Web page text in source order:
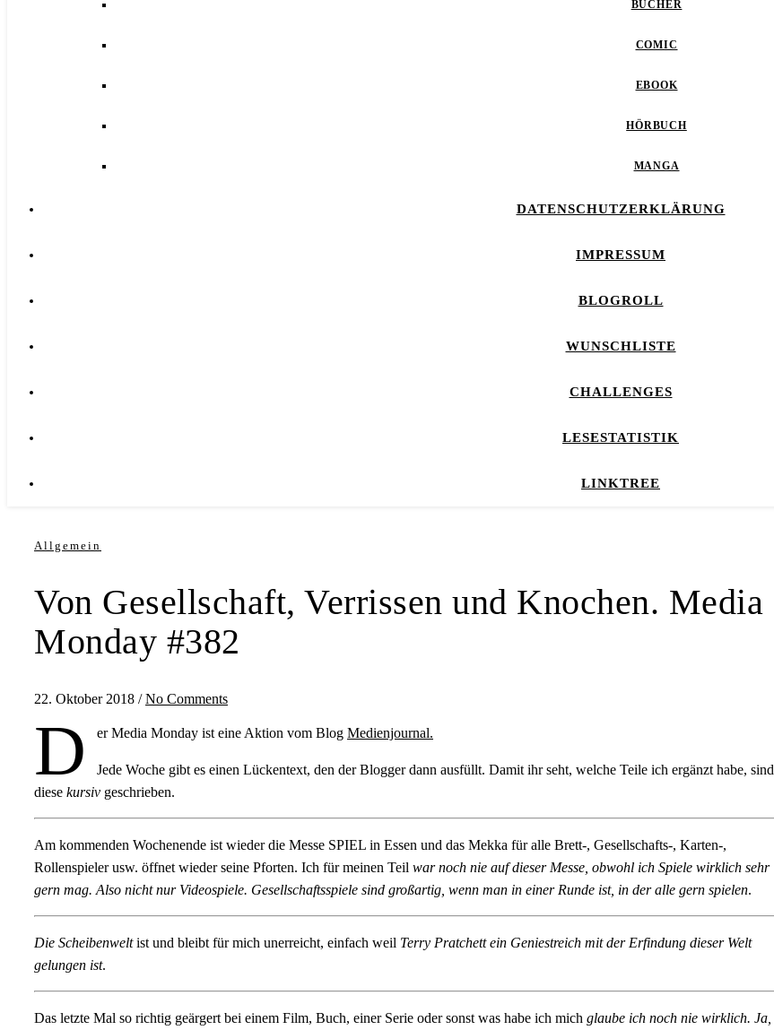
BÜCHER
COMIC
EBOOK
HÖRBUCH
MANGA
DATENSCHUTZERKLÄRUNG
IMPRESSUM
BLOGROLL
WUNSCHLISTE
CHALLENGES
LESESTATISTIK
LINKTREE
Allgemein
Von Gesellschaft, Verrissen und Knochen. Media
Monday #382
22. Oktober 2018 / No Comments
D er Media Monday ist eine Aktion vom Blog Medienjournal.
Jede Woche gibt es einen Lückentext, den der Blogger dann ausfüllt. Damit ihr seht, welche Teile ich ergänzt habe, sind
diese kursiv geschrieben.
Am kommenden Wochenende ist wieder die Messe SPIEL in Essen und das Mekka für alle Brett-, Gesellschafts-, Karten-,
Rollenspieler usw. öffnet wieder seine Pforten. Ich für meinen Teil war noch nie auf dieser Messe, obwohl ich Spiele wirklich sehr
gern mag. Also nicht nur Videospiele. Gesellschaftsspiele sind großartig, wenn man in einer Runde ist, in der alle gern spielen.
Die Scheibenweltist und bleibt für mich unerreicht, einfach weil Terry Pratchett ein Geniestreich mit der Erfindung dieser Welt
gelungen ist.
Das letzte Mal so richtig geärgert bei einem Film, Buch, einer Serie oder sonst was habe ich mich glaube ich noch nie wirklich. Ja,